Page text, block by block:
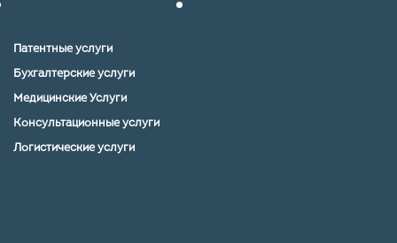
Патентные услуги
Бухгалтерские услуги
Медицинские Услуги
Консультационные услуги
Логистические услуги